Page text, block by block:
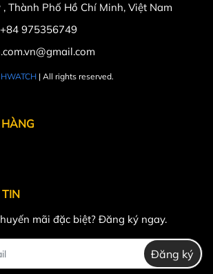
Thành Phố Hồ Chí Minh, Việt Nam
+84 975356749
HWATCH | All rights reserved.
mãi đặc biệt? Đăng ký ngay.
Đăng ký